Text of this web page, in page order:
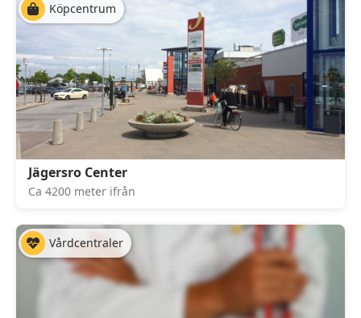
Köpcentrum
Jägersro Center
Ca 4200 meter ifrån
Vårdcentraler